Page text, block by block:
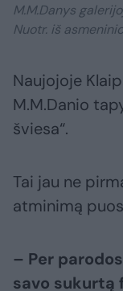
M.M.Danys
Nuotr. iš
Naujojoje
M.M.Danio
šviesa“.
Tai jau ne
atminimą
– Per
savo sukurtą